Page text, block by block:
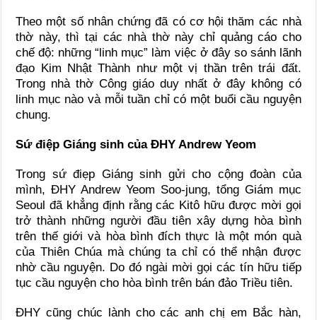
Theo một số nhân chứng đã có cơ hội thăm các nhà
thờ này, thì tại các nhà thờ này chỉ quảng cáo cho
chế độ: những “linh mục” làm việc ở đây so sánh lãnh
đạo Kim Nhật Thành như một vị thần trên trái đất.
Trong nhà thờ Công giáo duy nhất ở đây không có
linh mục nào và mỗi tuần chỉ có một buổi cầu nguyện
chung.
Sứ điệp Giáng sinh của ĐHY Andrew Yeom
Trong sứ điẹp Giáng sinh gửi cho cộng đoàn của
mình, ĐHY Andrew Yeom Soo-jung, tổng Giám mục
Seoul đã khẳng định rằng các Kitô hữu được mời gọi
trở thành những người đầu tiên xây dựng hòa bình
trên thế giới và hòa bình đích thực là một món quà
của Thiên Chúa mà chúng ta chỉ có thể nhận được
nhờ cầu nguyện. Do đó ngài mời gọi các tín hữu tiếp
tục cầu nguyện cho hòa bình trên bán đảo Triều tiên.
ĐHY cũng chúc lành cho các anh chị em Bắc hàn,